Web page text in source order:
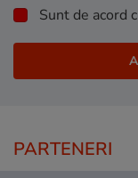
Sunt de acord
PARTENERI